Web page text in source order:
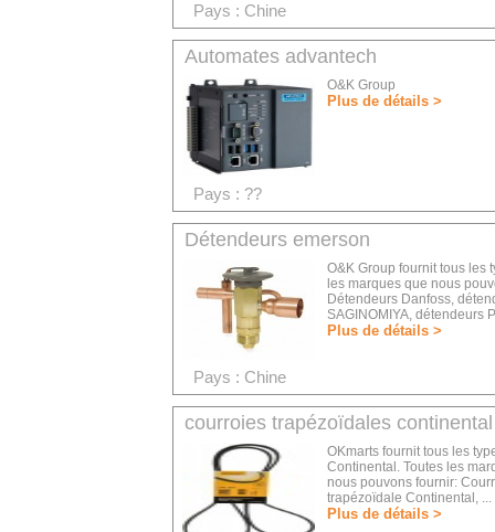
Pays : Chine
Automates advantech
O&K Group
Plus de détails >
Pays : ??
Détendeurs emerson
O&K Group fournit tous les
les marques que nous
Détendeurs Danfoss,
SAGINOMIYA, détendeurs
Plus de détails >
Pays : Chine
courroies trapézoïdales continental
OKmarts fournit tous les
Continental. Toutes les
nous pouvons fournir:
trapézoïdale Continental, ...
Plus de détails >